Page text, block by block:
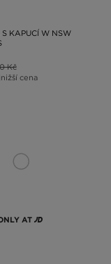
KAPUCÍ W NSW
Kč
cena
AT